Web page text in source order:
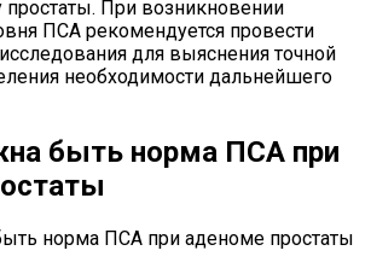
При возникновении
ПСА рекомендуется провести
для выяснения точной
необходимости дальнейшего
быть норма ПСА при